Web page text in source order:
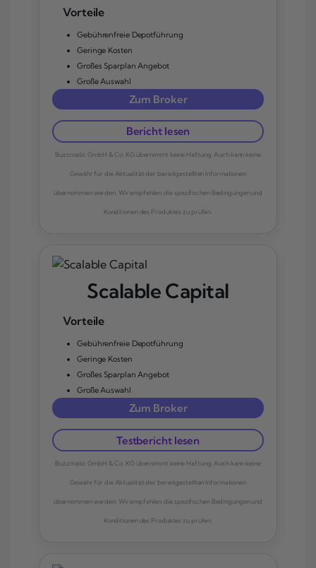
Vorteile
Gebührenfreie Depotführung
Geringe Kosten
Großes Sparplan Angebot
Große Auswahl
Zum Broker
Bericht lesen
Buzzmatic GmbH & Co. KG übernimmt keine Haftung. Auch kann keine
Gewähr für die Aktualität der bereitgestellten Informationen
übernommen werden. Wir empfehlen, die spezifischen Bedingungen und
Konditionen des Produktes zu prüfen.
Scalable Capital
Vorteile
Gebührenfreie Depotführung
Geringe Kosten
Großes Sparplan Angebot
Große Auswahl
Zum Broker
Testbericht lesen
Buzzmatic GmbH & Co. KG übernimmt keine Haftung. Auch kann keine
Gewähr für die Aktualität der bereitgestellten Informationen
übernommen werden. Wir empfehlen, die spezifischen Bedingungen und
Konditionen des Produktes zu prüfen.